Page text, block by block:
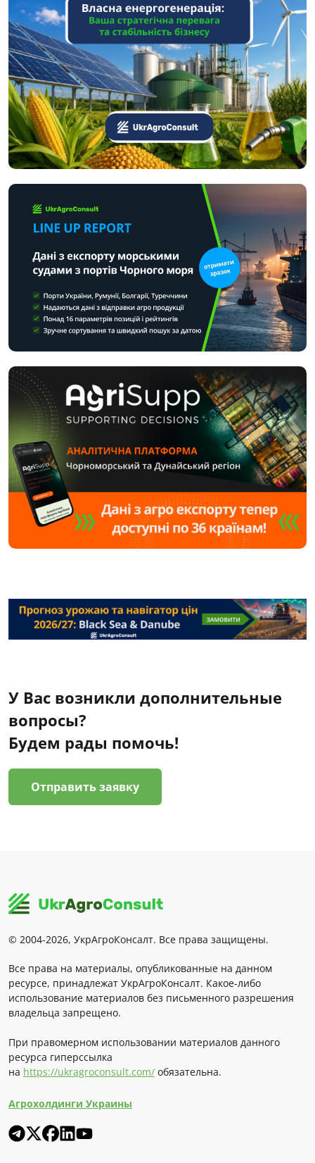
У Вас возникли дополнительные
вопросы?
Будем рады помочь!
Отправить заявку
© 2004-2026, УкрАгроКонсалт. Все права защищены.
Все права на материалы, опубликованные на данном
ресурсе, принадлежат УкрАгроКонсалт. Какое-либо
использование материалов без письменного разрешения
владельца запрещено.
При правомерном использовании материалов данного
ресурса гиперссылка
на https://ukragroconsult.com/ обязательна.
Агрохолдинги Украины